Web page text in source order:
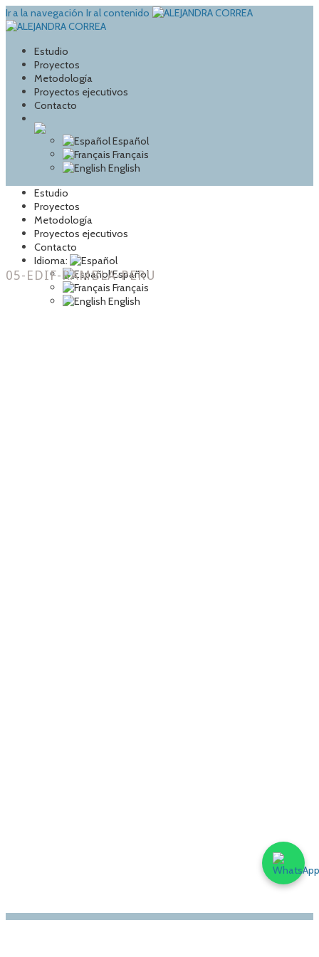
Ir a la navegación Ir al contenido
Estudio
Proyectos
Metodología
Proyectos ejecutivos
Contacto
Español
Français
English
Estudio
Proyectos
Metodología
Proyectos ejecutivos
Contacto
Idioma:
Español
Français
English
05-EDIF-RAMBLA-PERU